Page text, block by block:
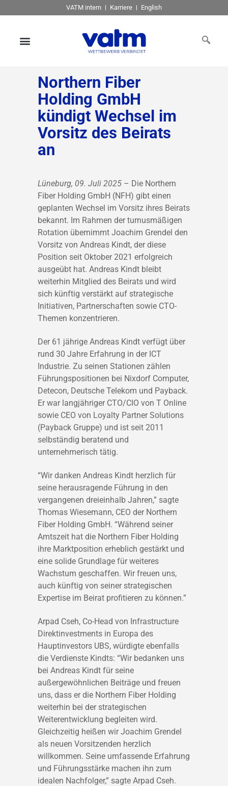
VATM intern Karriere English
Northern Fiber
Holding GmbH
kündigt Wechsel im
Vorsitz des Beirats
an
Lüneburg, 09. Juli 2025 – Die Northern
Fiber Holding GmbH (NFH) gibt einen
geplanten Wechsel im Vorsitz ihres Beirats
bekannt. Im Rahmen der turnusmäßigen
Rotation übernimmt Joachim Grendel den
Vorsitz von Andreas Kindt, der diese
Position seit Oktober 2021 erfolgreich
ausgeübt hat. Andreas Kindt bleibt
weiterhin Mitglied des Beirats und wird
sich künftig verstärkt auf strategische
Initiativen, Partnerschaften sowie CTO-
Themen konzentrieren.
Der 61 jährige Andreas Kindt verfügt über
rund 30 Jahre Erfahrung in der ICT
Industrie. Zu seinen Stationen zählen
Führungspositionen bei Nixdorf Computer,
Detecon, Deutsche Telekom und Payback.
Er war langjähriger CTO/CIO von T Online
sowie CEO von Loyalty Partner Solutions
(Payback Gruppe) und ist seit 2011
selbständig beratend und
unternehmerisch tätig.
“Wir danken Andreas Kindt herzlich für
seine herausragende Führung in den
vergangenen dreieinhalb Jahren,” sagte
Thomas Wiesemann, CEO der Northern
Fiber Holding GmbH. “Während seiner
Amtszeit hat die Northern Fiber Holding
ihre Marktposition erheblich gestärkt und
eine solide Grundlage für weiteres
Wachstum geschaffen. Wir freuen uns,
auch künftig von seiner strategischen
Expertise im Beirat profitieren zu können.”
Arpad Cseh, Co-Head von Infrastructure
Direktinvestments in Europa des
Hauptinvestors UBS, würdigte ebenfalls
die Verdienste Kindts: “Wir bedanken uns
bei Andreas Kindt für seine
außergewöhnlichen Beiträge und freuen
uns, dass er die Northern Fiber Holding
weiterhin bei der strategischen
Weiterentwicklung begleiten wird.
Gleichzeitig heißen wir Joachim Grendel
als neuen Vorsitzenden herzlich
willkommen. Seine umfassende Erfahrung
und Führungsstärke machen ihn zum
idealen Nachfolger,” sagte Arpad Cseh.